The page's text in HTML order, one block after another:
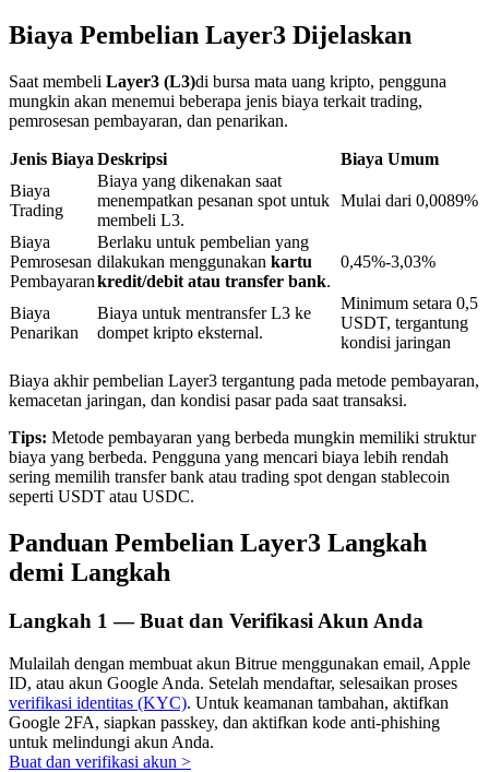
Investasi eksklusif untuk pemegang BTR
Pinjaman
Investasi Otomatis
Raih keuntungan jangka panjang dan kepentingan fleksibel
Biaya Pembelian Layer3 Dijelaskan
Saat membeli Layer3 (L3)di bursa mata uang kripto, pengguna
mungkin akan menemui beberapa jenis biaya terkait trading,
pemrosesan pembayaran, dan penarikan.
Jenis Biaya Deskripsi
Biaya Umum
Biaya
Trading
Biaya yang dikenakan saat
menempatkan pesanan spot untuk
membeli L3.
Mulai dari 0,0089%
Biaya
Pemrosesan
Pembayaran
Berlaku untuk pembelian yang
dilakukan menggunakan kartu
kredit/debit atau transfer bank.
0,45%-3,03%
Biaya
Penarikan
Biaya untuk mentransfer L3 ke
dompet kripto eksternal.
Minimum setara 0,5
USDT, tergantung
kondisi jaringan
Biaya akhir pembelian Layer3 tergantung pada metode pembayaran,
kemacetan jaringan, dan kondisi pasar pada saat transaksi.
Tips: Metode pembayaran yang berbeda mungkin memiliki struktur
biaya yang berbeda. Pengguna yang mencari biaya lebih rendah
sering memilih transfer bank atau trading spot dengan stablecoin
seperti USDT atau USDC.
Panduan Pembelian Layer3 Langkah
demi Langkah
Langkah 1 —Buat dan Verifikasi Akun Anda
Mulailah dengan membuat akun Bitrue menggunakan email, Apple
ID, atau akun Google Anda. Setelah mendaftar, selesaikan proses
verifikasi identitas (KYC). Untuk keamanan tambahan, aktifkan
Google 2FA, siapkan passkey, dan aktifkan kode anti-phishing
untuk melindungi akun Anda.
Buat dan verifikasi akun >